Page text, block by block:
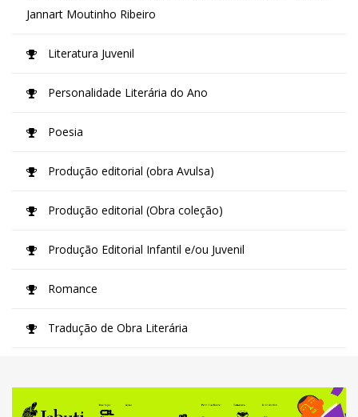
Jannart Moutinho Ribeiro
Literatura Juvenil
Personalidade Literária do Ano
Poesia
Produção editorial (obra Avulsa)
Produção editorial (Obra coleção)
Produção Editorial Infantil e/ou Juvenil
Romance
Tradução de Obra Literária